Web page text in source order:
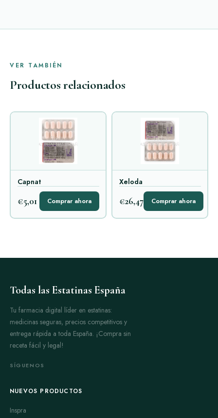
VER TAMBIÉN
Productos relacionados
Capnat
€5,01 Comprar ahora
Xeloda
€26,47 Comprar ahora
Todas las Estatinas España
Tu farmacia digital líder en estatinas:
medicinas seguras, precios competitivos y
entrega rápida a toda España. ¡Compra sin
receta fácil y legal!
SÍGUENOS
NUEVOS PRODUCTOS
Inspra